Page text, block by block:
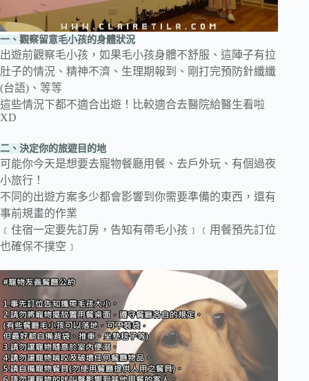
一、觀察留意毛小孩的身體狀況
出遊前觀察毛小孩，如果毛小孩身體不舒服、這陣子有拉
肚子的情況、精神不濟、生理期報到、剛打完預防針纖纖
(台語)、等等
這些情況下都不適合出遊！比較適合去醫院給醫生看啦
XD
二、決定你的旅遊目的地
可能你今天是想要去寵物餐廳用餐、去戶外玩、有個過夜
小旅行！
不同的出遊方案多少都會影響到你需要準備的東西，還有
事前規畫的作業
﹝住宿一定要先訂房，告知有帶毛小孩﹞﹝用餐預先訂位
也確保不撲空﹞